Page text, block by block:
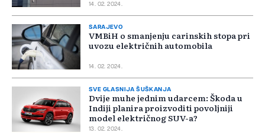
14. 02. 2024.
SARAJEVO
VMBiH o smanjenju carinskih stopa pri
uvozu električnih automobila
14. 02. 2024.
SVE GLASNIJA ŠUŠKANJA
Dvije muhe jednim udarcem: Škoda u
Indiji planira proizvoditi povoljniji
model električnog SUV-a?
13. 02. 2024.